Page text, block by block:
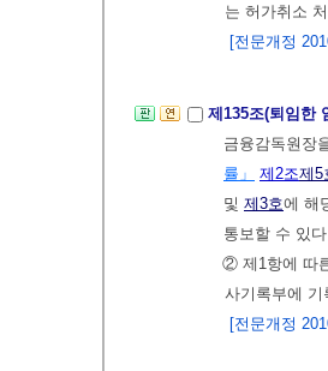
는 허가취소
[전문개정
제135조(퇴임한
금융감독원장
률」
제2조제5
및 제3호에 해
통보할 수 있
② 제1항에 따
사기록부에
[전문개정